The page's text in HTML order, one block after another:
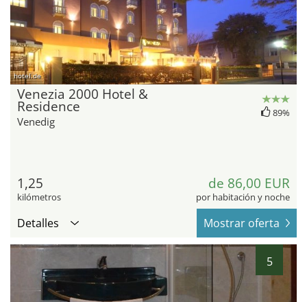
hotel.de
Venezia 2000 Hotel &
Residence
Venedig
89%
1,25
kilómetros
de 86,00 EUR
por habitación y noche
Detalles Mostrar oferta
5